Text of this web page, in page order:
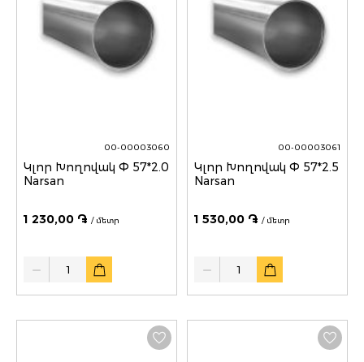
00-00003060
Կլոր Խողովակ Փ 57*2.0
Narsan
1 230,00 ֏ / մետր
Quantity
00-00003061
Կլոր Խողովակ Փ 57*2.5
Narsan
1 530,00 ֏ / մետր
Quantity